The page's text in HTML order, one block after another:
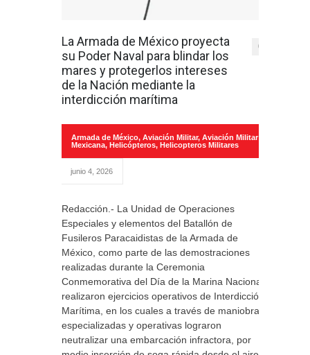
La Armada de México proyecta
su Poder Naval para blindar los
mares y protegerlos intereses
de la Nación mediante la
interdicción marítima
0
Armada de México, Aviación Militar, Aviación Militar
Mexicana, Helicópteros, Helicopteros Militares
junio 4, 2026
Redacción.- La Unidad de Operaciones
Especiales y elementos del Batallón de
Fusileros Paracaidistas de la Armada de
México, como parte de las demostraciones
realizadas durante la Ceremonia
Conmemorativa del Día de la Marina Nacional,
realizaron ejercicios operativos de Interdicción
Marítima, en los cuales a través de maniobras
especializadas y operativas lograron
neutralizar una embarcación infractora, por